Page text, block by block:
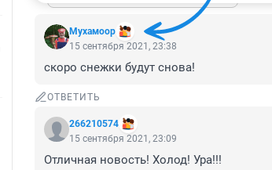
Мухамоор
15 сентября 2021, 23:38
скоро снежки будут снова!
ОТВЕТИТЬ
266210574
15 сентября 2021, 23:09
Отличная новость! Холод! Ура!!!